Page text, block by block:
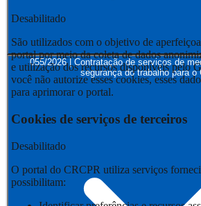
055/2026 | Contratação de serviços de
segurança do trabalho para o
Desabilitado
São utilizados com o objetivo de
portal por meio da coleta de dados
e utilização dos recursos disponíveis pelo
você não autorize esses cookies, esses
para aprimorar o portal.
Cookies de serviços de terceiros
Desabilitado
O portal do CRCPR utiliza serviços
possibilitam: